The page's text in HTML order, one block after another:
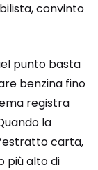
convinto
punto basta
benzina fino
registra
la
carta,
più alto di